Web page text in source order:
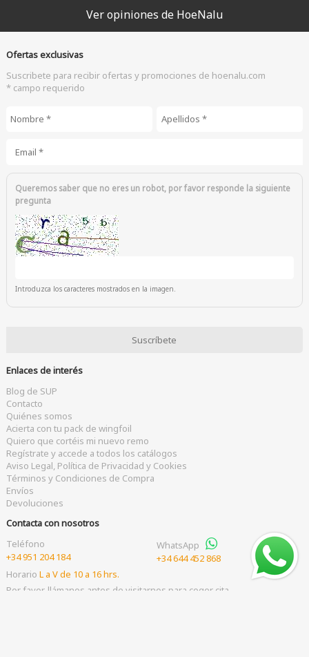
Ver opiniones de HoeNalu
Ofertas exclusivas
Suscribete para recibir ofertas y promociones de hoenalu.com
* campo requerido
Nombre
Apellidos
Queremos saber que no eres un robot, por favor responde la siguiente
pregunta
Introduzca los caracteres mostrados en la imagen.
Enlaces de interés
Blog de SUP
Contacto
Quiénes somos
Acierta con tu pack de wingfoil
Quiero que cortéis mi nuevo remo
Regístrate y accede a todos los catálogos
Aviso Legal, Política de Privacidad y Cookies
Términos y Condiciones de Compra
Envíos
Devoluciones
Contacta con nosotros
Teléfono
+34 951 204 184
WhatsApp
+34 644 452 868
Horario L a V de 10 a 16 hrs.
Por favor, llámanos antes de visitarnos para coger cita